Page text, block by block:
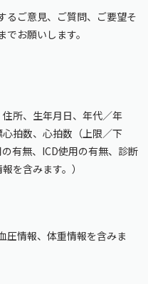
るご意見、ご質問、ご要望そ
お願いします。
所、生年月日、年代／年
拍数、心拍数（上限／下
有無、ICD使用の有無、診断
を含みます。）
圧情報、体重情報を含みま